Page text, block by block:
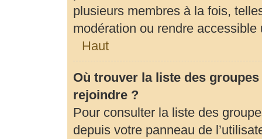
plusieurs membres à la fois,
modération ou rendre accessible
Haut
Où trouver la liste des
rejoindre ?
Pour consulter la liste des
depuis votre panneau de